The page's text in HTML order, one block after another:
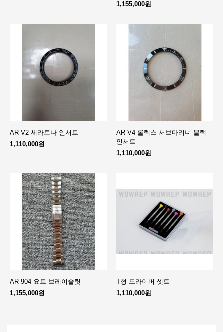
1,155,000원
AR V2 세라토나 인서트
1,110,000원
AR V4 롤렉스 서브마리너 블랙
인서트
1,110,000원
AR 904 요트 브레이슬릿
1,155,000원
T형 드라이버 셋트
1,110,000원